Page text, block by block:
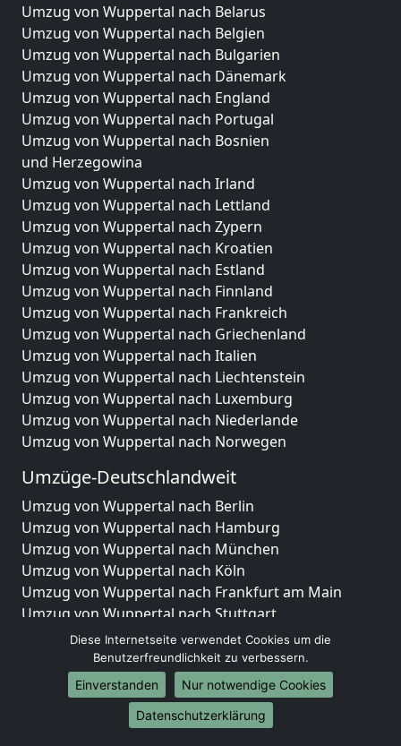
Umzug von Wuppertal nach Belarus
Umzug von Wuppertal nach Belgien
Umzug von Wuppertal nach Bulgarien
Umzug von Wuppertal nach Dänemark
Umzug von Wuppertal nach England
Umzug von Wuppertal nach Portugal
Umzug von Wuppertal nach Bosnien
und Herzegowina
Umzug von Wuppertal nach Irland
Umzug von Wuppertal nach Lettland
Umzug von Wuppertal nach Zypern
Umzug von Wuppertal nach Kroatien
Umzug von Wuppertal nach Estland
Umzug von Wuppertal nach Finnland
Umzug von Wuppertal nach Frankreich
Umzug von Wuppertal nach Griechenland
Umzug von Wuppertal nach Italien
Umzug von Wuppertal nach Liechtenstein
Umzug von Wuppertal nach Luxemburg
Umzug von Wuppertal nach Niederlande
Umzug von Wuppertal nach Norwegen
Umzüge-Deutschlandweit
Umzug von Wuppertal nach Berlin
Umzug von Wuppertal nach Hamburg
Umzug von Wuppertal nach München
Umzug von Wuppertal nach Köln
Umzug von Wuppertal nach Frankfurt am Main
Umzug von Wuppertal nach Stuttgart
Umzug von Wuppertal nach Düsseldorf
Umzug von Wuppertal nach Leipzig
Umzug von Wuppertal nach Dortmund
Umzug von Wuppertal nach Essen
Umzug von Wuppertal nach Bremen
Diese Internetseite verwendet Cookies um die
Benutzerfreundlichkeit zu verbessern.
Einverstanden
Nur notwendige Cookies
Datenschutzerklärung